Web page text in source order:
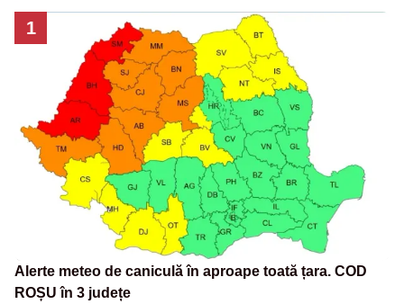
1
Alerte meteo de caniculă în aproape toată țara. COD
ROȘU în 3 județe